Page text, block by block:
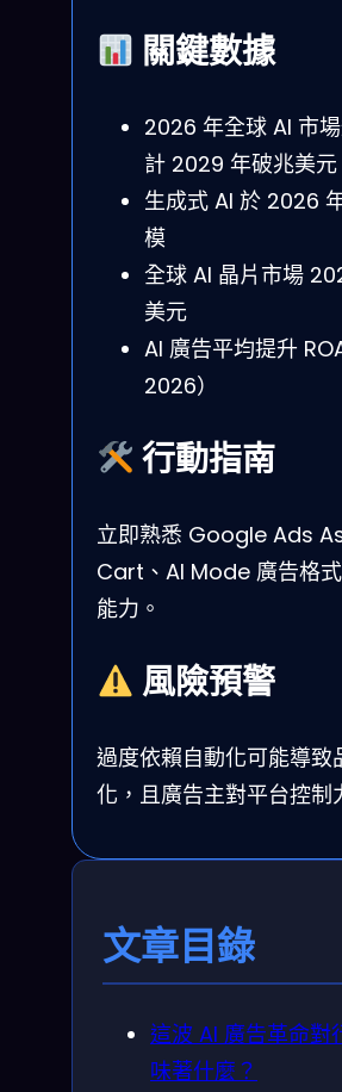
關鍵數據
2026 年全球 AI 市
計 2029 年破兆美元
生成式 AI 於 2026
模
全球 AI 晶片市場
美元
AI 廣告平均提升
2026）
行動指南
立即熟悉 Google Ads
Cart、AI Mode 廣告格
能力。
風險預警
過度依賴自動化可能導
化，且廣告主對平台控制
文章目錄
這波 AI 廣告革命對
味著什麼？